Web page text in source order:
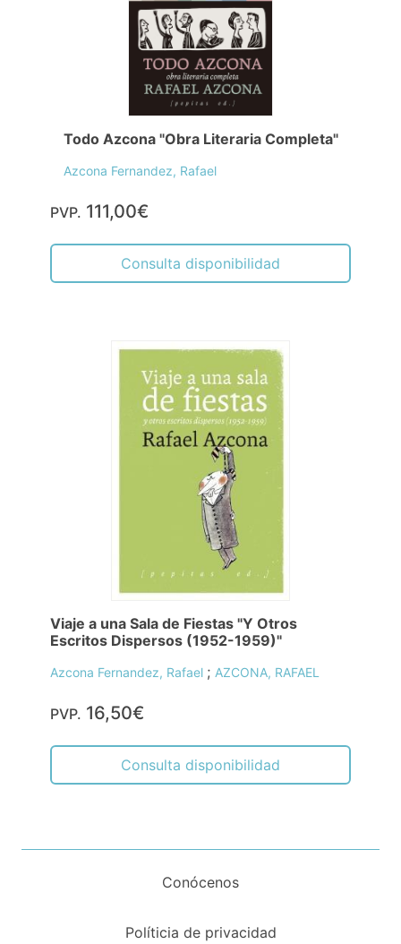
Todo Azcona "Obra Literaria Completa"
Azcona Fernandez, Rafael
PVP. 111,00€
Consulta disponibilidad
Viaje a una Sala de Fiestas "Y Otros
Escritos Dispersos (1952-1959)"
Azcona Fernandez, Rafael ; AZCONA, RAFAEL
PVP. 16,50€
Consulta disponibilidad
Conócenos
Políticia de privacidad